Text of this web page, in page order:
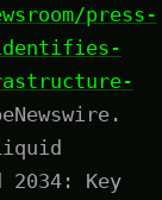
press-
2034: Key